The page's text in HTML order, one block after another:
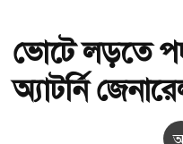
ভোটে লড়তে
অ্যাটর্নি